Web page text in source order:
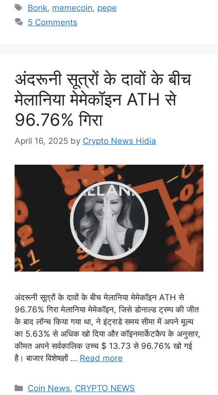
Tags
Bonk, memecoin, pepe
5 Comments
अंदरूनी सूत्रों के दावों के बीच
मेलानिया मेमेकॉइन ATH से
96.76% गिरा
April 16, 2025 by Crypto News Hidia
अंदरूनी सूत्रों के दावों के बीच मेलानिया मेमेकॉइन ATH से
96.76% गिरा मेलानिया मेमेकॉइन, जिसे डोनाल्ड ट्रम्प की जीत
के बाद लॉन्च किया गया था, ने इंट्राडे समय सीमा में अपने मूल्य
का 5.63% से अधिक खो दिया और कॉइनमार्केटकैप के अनुसार,
कीमत अपने सर्वकालिक उच्च $ 13.73 से 96.76% खो गई
है। बाजार विशेषज्ञों … Read more
Categories
Coin News, CRYPTO NEWS